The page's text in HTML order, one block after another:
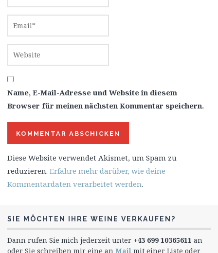
Name, E-Mail-Adresse und Website in diesem
Browser für meinen nächsten Kommentar speichern.
Diese Website verwendet Akismet, um Spam zu
reduzieren. Erfahre mehr darüber, wie deine
Kommentardaten verarbeitet werden.
SIE MÖCHTEN IHRE WEINE VERKAUFEN?
Dann rufen Sie mich jederzeit unter +43 699 10365611 an
oder Sie schreiben mir eine an Mail mit einer Liste oder